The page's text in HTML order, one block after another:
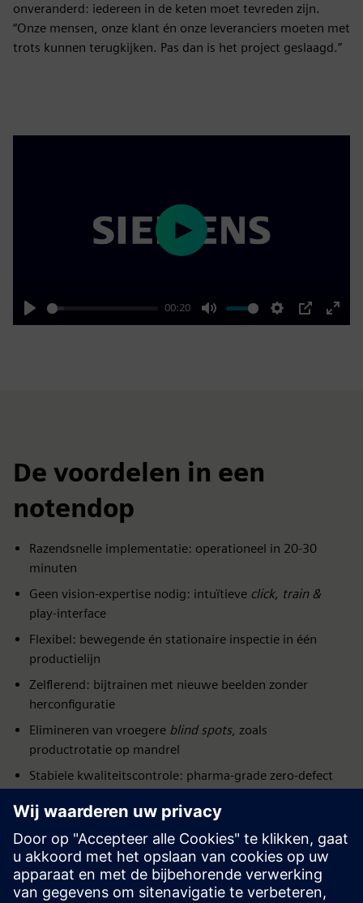
onveranderd: iedereen in de keten moet tevreden zijn.
“Onze mensen, onze klant én onze leveranciers moeten met
trots kunnen terugkijken. Pas dan is het project geslaagd.”
Play
00:20
Mute Settings
PIP
Enter
Play
De voordelen in een
notendop
Razendsnelle implementatie: operationeel in 20-30
minuten
Geen vision-expertise nodig: intuïtieve click, train &
play-interface
Flexibel: bewegende én stationaire inspectie in één
productielijn
Zelflerend: bijtrainen met nieuwe beelden zonder
herconfiguratie
Elimineren van vroegere blind spots, zoals
productrotatie op mandrel
Stabiele kwaliteitscontrole: pharma-grade zero-defect
Remote support mogelijk: bijsturing en troubleshooting
op afstand
Volledige Siemens-integratie: van I/O tot PLC, drives,
HMI en rapportering